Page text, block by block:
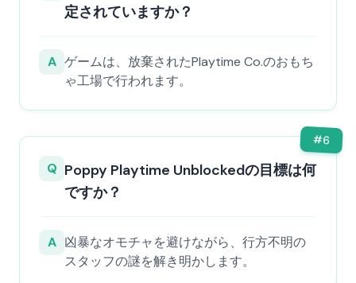
定されていますか？
A ゲームは、放棄されたPlaytime Co.のおもち
ゃ工場で行われます。
#6
Q Poppy Playtime Unblockedの目標は何
ですか？
A 凶暴なオモチャを避けながら、行方不明の
スタッフの謎を解き明かします。